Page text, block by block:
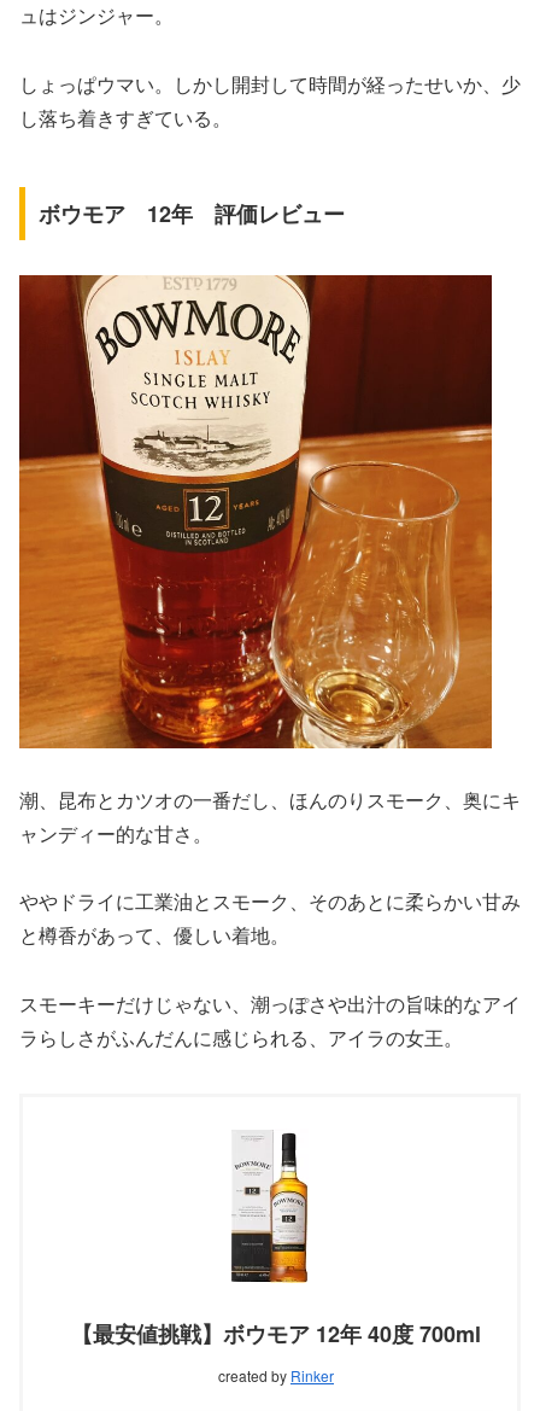
ュはジンジャー。
しょっぱウマい。しかし開封して時間が経ったせいか、少
し落ち着きすぎている。
ボウモア 12年 評価レビュー
潮、昆布とカツオの一番だし、ほんのりスモーク、奥にキ
ャンディー的な甘さ。
ややドライに工業油とスモーク、そのあとに柔らかい甘み
と樽香があって、優しい着地。
スモーキーだけじゃない、潮っぽさや出汁の旨味的なアイ
ラらしさがふんだんに感じられる、アイラの女王。
【最安値挑戦】ボウモア 12年 40度 700ml
created by Rinker